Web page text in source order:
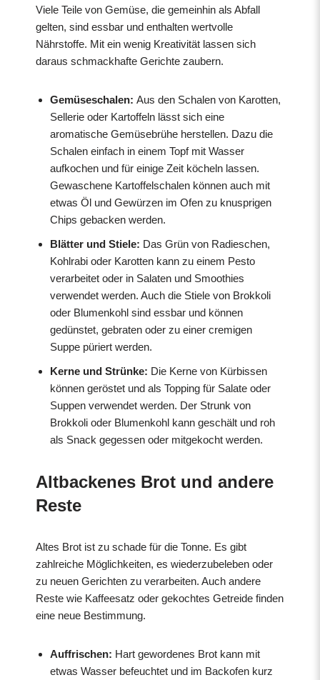
Viele Teile von Gemüse, die gemeinhin als Abfall
gelten, sind essbar und enthalten wertvolle
Nährstoffe. Mit ein wenig Kreativität lassen sich
daraus schmackhafte Gerichte zaubern.
Gemüseschalen: Aus den Schalen von Karotten,
Sellerie oder Kartoffeln lässt sich eine
aromatische Gemüsebrühe herstellen. Dazu die
Schalen einfach in einem Topf mit Wasser
aufkochen und für einige Zeit köcheln lassen.
Gewaschene Kartoffelschalen können auch mit
etwas Öl und Gewürzen im Ofen zu knusprigen
Chips gebacken werden.
Blätter und Stiele: Das Grün von Radieschen,
Kohlrabi oder Karotten kann zu einem Pesto
verarbeitet oder in Salaten und Smoothies
verwendet werden. Auch die Stiele von Brokkoli
oder Blumenkohl sind essbar und können
gedünstet, gebraten oder zu einer cremigen
Suppe püriert werden.
Kerne und Strünke: Die Kerne von Kürbissen
können geröstet und als Topping für Salate oder
Suppen verwendet werden. Der Strunk von
Brokkoli oder Blumenkohl kann geschält und roh
als Snack gegessen oder mitgekocht werden.
Altbackenes Brot und andere
Reste
Altes Brot ist zu schade für die Tonne. Es gibt
zahlreiche Möglichkeiten, es wiederzubeleben oder
zu neuen Gerichten zu verarbeiten. Auch andere
Reste wie Kaffeesatz oder gekochtes Getreide finden
eine neue Bestimmung.
Auffrischen: Hart gewordenes Brot kann mit
etwas Wasser befeuchtet und im Backofen kurz